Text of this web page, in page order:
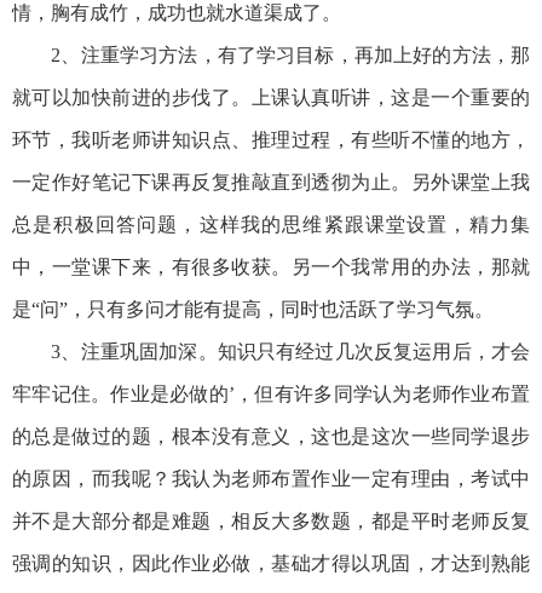
情，胸有成竹，成功也就水道渠成了。
2、注重学习方法，有了学习目标，再加上好的方法，那
就可以加快前进的步伐了。上课认真听讲，这是一个重要的
环节，我听老师讲知识点、推理过程，有些听不懂的地方，
一定作好笔记下课再反复推敲直到透彻为止。另外课堂上我
总是积极回答问题，这样我的思维紧跟课堂设置，精力集
中，一堂课下来，有很多收获。另一个我常用的办法，那就
是“问”，只有多问才能有提高，同时也活跃了学习气氛。
3、注重巩固加深。知识只有经过几次反复运用后，才会
牢牢记住。作业是必做的’，但有许多同学认为老师作业布置
的总是做过的题，根本没有意义，这也是这次一些同学退步
的原因，而我呢？我认为老师布置作业一定有理由，考试中
并不是大部分都是难题，相反大多数题，都是平时老师反复
强调的知识，因此作业必做，基础才得以巩固，才达到熟能